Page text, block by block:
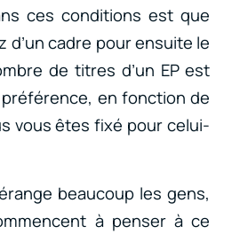
ces conditions est que
d’un cadre pour ensuite le
de titres d’un EP est
en fonction de
vous êtes fixé pour celui-
beaucoup les gens,
à penser à ce